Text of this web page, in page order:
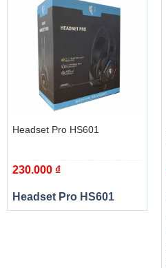
Headset Pro HS601
230.000 ₫
Headset Pro HS601